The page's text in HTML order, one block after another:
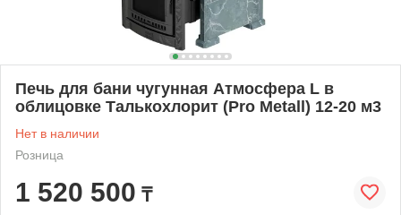
Печь для бани чугунная Атмосфера L в
облицовке Талькохлорит (Pro Metall) 12-20 м3
Нет в наличии
Розница
1 520 500 ₸